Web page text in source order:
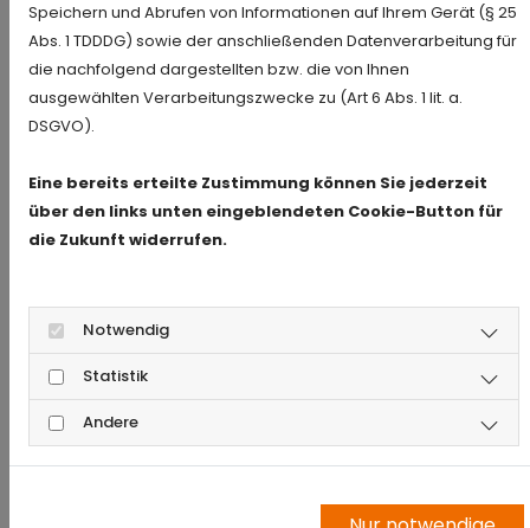
In einer persönlichen Sicherheitsberatung
erhalten Sie wertvolle Einbruchschutz-Tipps.
Zudem zeigen wir Ihnen Maßnahmen auf, mit
denen Sie Ihr Haus absichern können. Ein
Beratung ist die sichere Gestaltung von
Fenstern und Türen. Die Fachleute erklären
Ihnen, wie widerstandsfähige Schlösser,
Im Vordergrund steht dabei die Überzeugung,
dass eine angemessene Sicherheitsstrategie das
Einbruchsrisiko erheblich minimiert.
Speichern und Abrufen von Informationen auf Ihrem Gerät (§ 25
Abs. 1 TDDDG) sowie der anschließenden Datenverarbeitung für
die nachfolgend dargestellten bzw. die von Ihnen
ausgewählten Verarbeitungszwecke zu (Art 6 Abs. 1 lit. a.
DSGVO).
Eine bereits erteilte Zustimmung können Sie jederzeit
über den links unten eingeblendeten Cookie-Button für
die Zukunft widerrufen.
Notwendig
Statistik
Andere